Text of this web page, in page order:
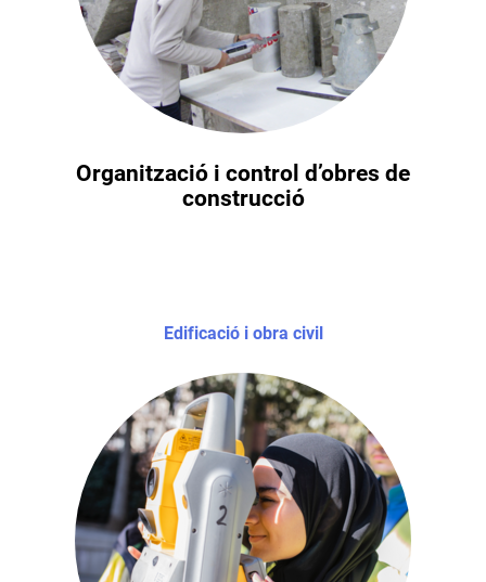
Organització i control d’obres de
construcció
Edificació i obra civil